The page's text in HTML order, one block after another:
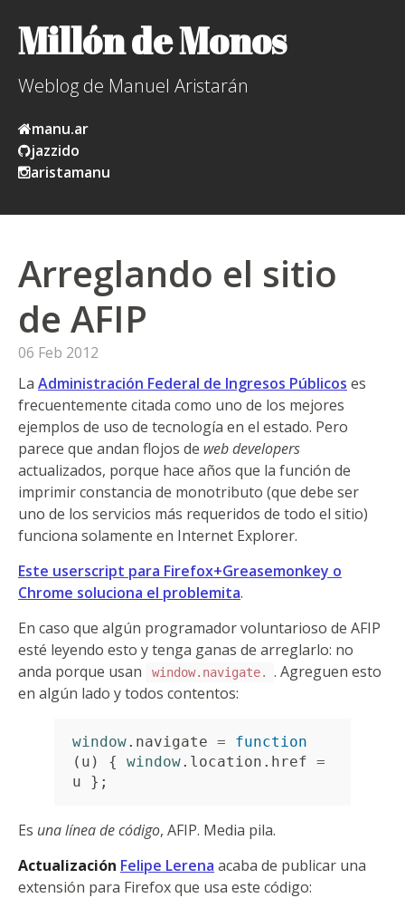
Millón de Monos
Weblog de Manuel Aristarán
manu.ar
jazzido
aristamanu
Arreglando el sitio
de AFIP
06 Feb 2012
La Administración Federal de Ingresos Públicos es
frecuentemente citada como uno de los mejores
ejemplos de uso de tecnología en el estado. Pero
parece que andan flojos de web developers
actualizados, porque hace años que la función de
imprimir constancia de monotributo (que debe ser
uno de los servicios más requeridos de todo el sitio)
funciona solamente en Internet Explorer.
Este userscript para Firefox+Greasemonkey o
Chrome soluciona el problemita.
En caso que algún programador voluntarioso de AFIP
esté leyendo esto y tenga ganas de arreglarlo: no
anda porque usan
window.navigate.
. Agreguen esto
en algún lado y todos contentos:
window. navigate =
function
( u ) { window. location . href =
u
};
Es una línea de código, AFIP. Media pila.
Actualización Felipe Lerena acaba de publicar una
extensión para Firefox que usa este código: